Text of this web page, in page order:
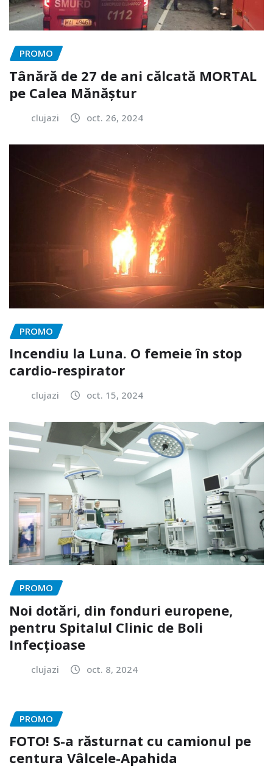
PROMO
Tânără de 27 de ani călcată MORTAL
pe Calea Mănăștur
clujazi oct. 26, 2024
PROMO
Incendiu la Luna. O femeie în stop
cardio-respirator
clujazi oct. 15, 2024
PROMO
Noi dotări, din fonduri europene,
pentru Spitalul Clinic de Boli
Infecțioase
clujazi oct. 8, 2024
PROMO
FOTO! S-a răsturnat cu camionul pe
centura Vâlcele-Apahida